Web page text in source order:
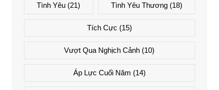
Tình Yêu (21) Tình Yêu Thương(18)
Tích Cực (15)
Vượt Qua Nghịch Cảnh (10)
Áp Lực Cuối Năm (14)